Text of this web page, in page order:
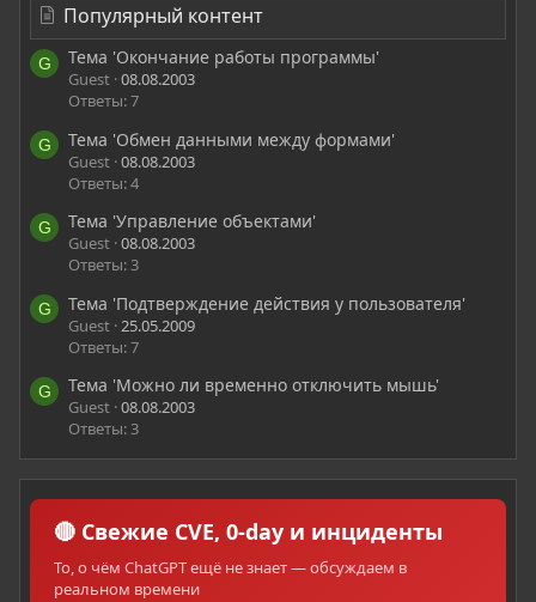
Популярный контент
G Тема 'Окончание работы программы'
Guest 08.08.2003
Ответы: 7
G Тема 'Обмен данными между формами'
Guest 08.08.2003
Ответы: 4
G Тема 'Управление объектами'
Guest 08.08.2003
Ответы: 3
G Тема 'Подтверждение действия у пользователя'
Guest 25.05.2009
Ответы: 7
G Тема 'Можно ли временно отключить мышь'
Guest 08.08.2003
Ответы: 3
🔴 Свежие CVE, 0-day и инциденты
То, о чём ChatGPT ещё не знает — обсуждаем в
реальном времени